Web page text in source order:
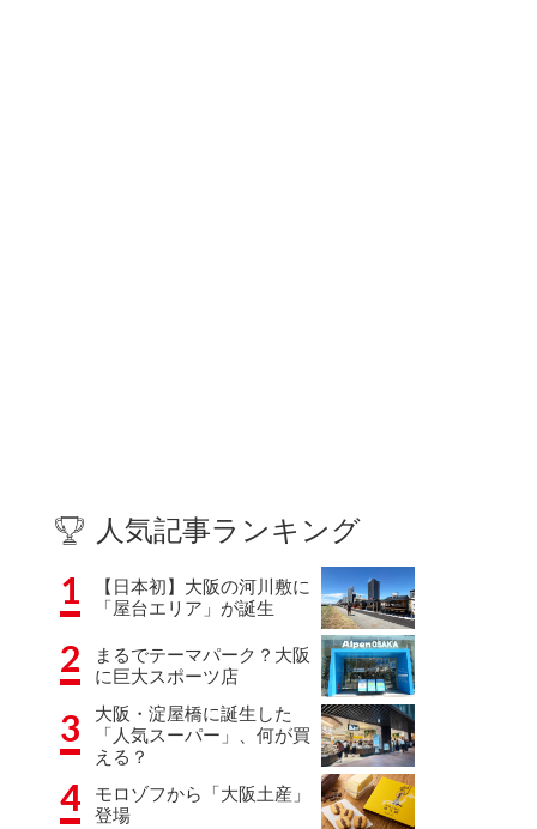
人気記事ランキング
1
【日本初】大阪の河川敷に
「屋台エリア」が誕生
2
まるでテーマパーク？大阪
に巨大スポーツ店
3
大阪・淀屋橋に誕生した
「人気スーパー」、何が買
える？
4
モロゾフから「大阪土産」
登場